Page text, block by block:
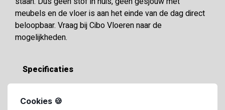
Cookies 🍪
meubels en de vloer is aan het einde van de dag direct
beloopbaar. Vraag bij Cibo Vloeren naar de
mogelijkheden.
Specificaties
Soort vloer: